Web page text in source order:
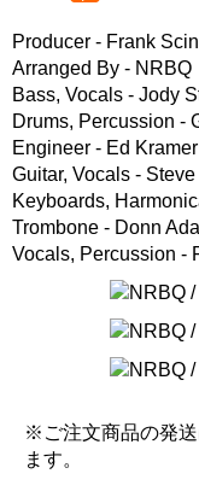
Producer - Frank
Arranged By - NRBQ
Bass, Vocals - Jody
Drums, Percussion -
Engineer - Ed Kramer
Guitar, Vocals -
Keyboards,
Trombone - Donn
Vocals, Percussion -
※ご注文商品の発
ます。